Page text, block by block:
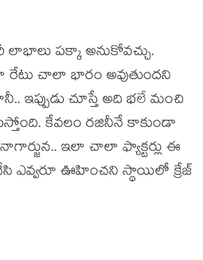
పక్కా అనుకోవచ్చు.
రేటు చాలా భారం అవుతుందని
ఇప్పుడు చూస్తే అది భలే మంచి
కేవలం రజినీనే కాకుండా
ఇలా చాలా ఫ్యాక్టర్లు ఈ
ఎవ్వరూ ఊహించని స్థాయిలో క్రేజ్